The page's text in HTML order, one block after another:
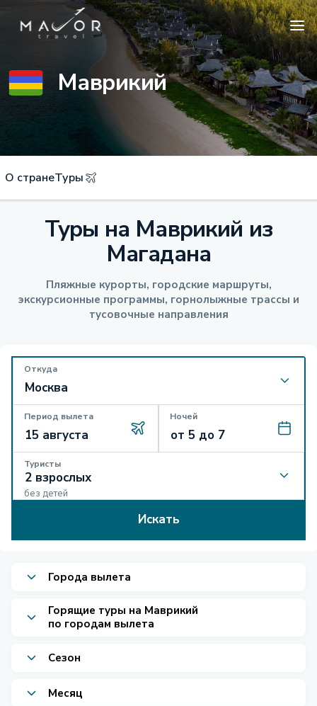
Маврикий
О странеТуры
Туры на Маврикий из
Магадана
Пляжные курорты, городские маршруты,
экскурсионные программы, горнолыжные трассы и
тусовочные направления
Откуда
Период вылета Ночей
Туристы
без детей
Искать
Города вылета
Горящие туры на Маврикий
по городам вылета
Сезон
Месяц